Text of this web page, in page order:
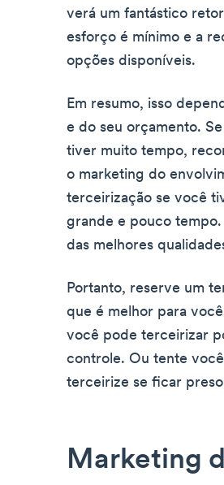
verá um fantástico
esforço é mínimo e a
opções disponíveis.
Em resumo, isso
e do seu orçamento.
tiver muito tempo,
o marketing do
terceirização se você
grande e pouco
das melhores
Portanto, reserve um
que é melhor para
você pode terceirizar
controle. Ou tente
terceirize se ficar
Marketing